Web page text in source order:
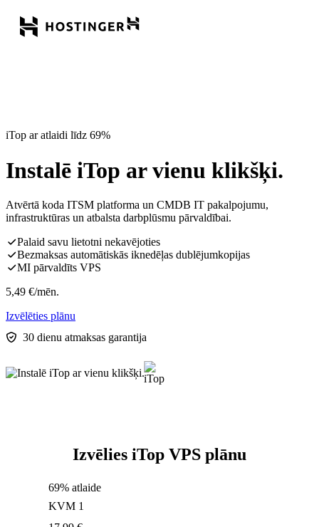
iTop ar atlaidi līdz 69%
Instalē iTop ar vienu klikšķi.
Atvērtā koda ITSM platforma un CMDB IT pakalpojumu,
infrastruktūras un atbalsta darbplūsmu pārvaldībai.
Palaid savu lietotni nekavējoties
Bezmaksas automātiskās iknedēļas dublējumkopijas
MI pārvaldīts VPS
5,49 €/mēn.
Izvēlēties plānu
30 dienu atmaksas garantija
Izvēlies iTop VPS plānu
69% atlaide
KVM 1